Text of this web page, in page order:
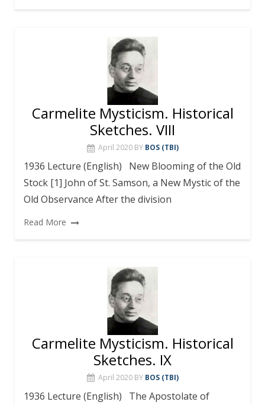
Carmelite Mysticism. Historical
Sketches. VIII
April 2020 BY BOS (TBI)
1936 Lecture (English) New Blooming of the Old
Stock [1] John of St. Samson, a New Mystic of the
Old Observance After the division
Read More
Carmelite Mysticism. Historical
Sketches. IX
April 2020 BY BOS (TBI)
1936 Lecture (English) The Apostolate of